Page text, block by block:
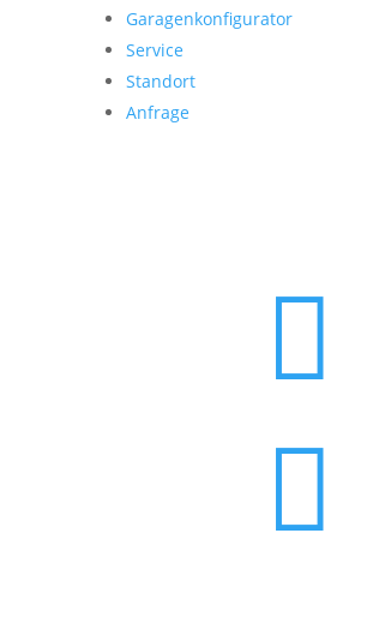
Garagenkonfigurator
Service
Standort
Anfrage

